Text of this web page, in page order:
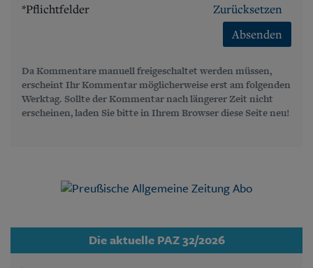
*Pflichtfelder
Zurücksetzen
Absenden
Da Kommentare manuell freigeschaltet werden müssen,
erscheint Ihr Kommentar möglicherweise erst am folgenden
Werktag. Sollte der Kommentar nach längerer Zeit nicht
erscheinen, laden Sie bitte in Ihrem Browser diese Seite neu!
Die aktuelle PAZ 32/2026